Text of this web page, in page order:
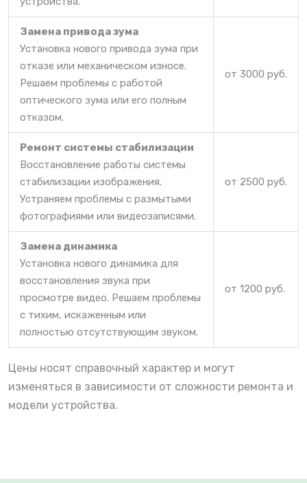
Замена привода зума
Установка нового привода зума при
отказе или механическом износе.
Решаем проблемы с работой
оптического зума или его полным
отказом.
от 3000 руб.
Ремонт системы стабилизации
Восстановление работы системы
стабилизации изображения.
Устраняем проблемы с размытыми
фотографиями или видеозаписями.
от 2500 руб.
Замена динамика
Установка нового динамика для
восстановления звука при
просмотре видео. Решаем проблемы
с тихим, искаженным или
полностью отсутствующим звуком.
от 1200 руб.
Цены носят справочный характер и могут
изменяться в зависимости от сложности ремонта и
модели устройства.